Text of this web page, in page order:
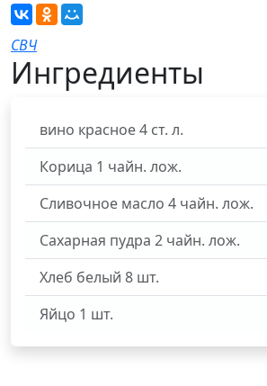
СВЧ
Ингредиенты
вино красное4 ст. л.
Корица 1 чайн. лож.
Сливочное масло 4 чайн. лож.
Сахарная пудра 2 чайн. лож.
Хлеб белый 8 шт.
Яйцо 1 шт.